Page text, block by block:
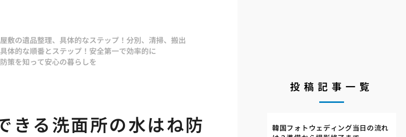
敷の遺品整理、具体的なステップ！分別、清掃、搬出
体的な順番とステップ！安全第一で効率的に
策を知って安心の暮らしを
きる洗面所の水はね防
投稿記事一覧
韓国フォトウェディング当日の流れ